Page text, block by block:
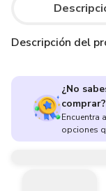
Descripción del
¿No
comprar?
Encuentra
opciones